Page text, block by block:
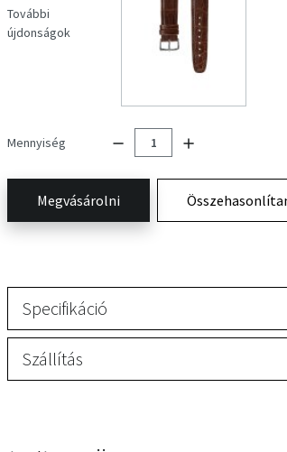
További
újdonságok
Mennyiség
Megvásárolni
Specifikáció
Szállítás